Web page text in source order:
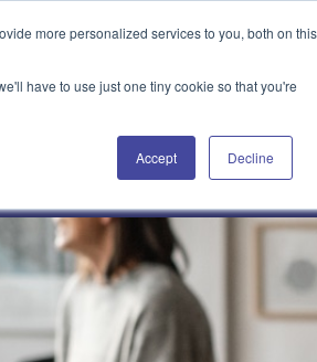
more personalized services to you, both on
have to use just one tiny cookie so that you're
Accept Decline
Portail client
Nos projets À propos